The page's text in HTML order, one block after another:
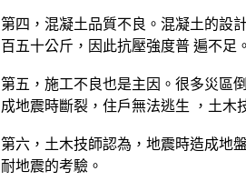
第四，混凝土品質不良。混凝土的設
百五十公斤，因此抗壓強度普 遍不足。
第五，施工不良也是主因。很多災區
成地震時斷裂，住戶無法逃生 ，土木
第六，土木技師認為，地震時造成地
耐地震的考驗。